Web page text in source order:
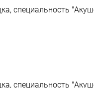
специальность
специальность